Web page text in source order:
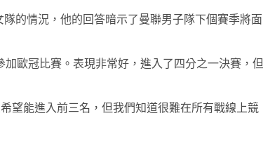
的情況，他的回答暗示了曼聯男子隊下個賽季將面
歐冠比賽。表現非常好，進入了四分之一決賽，但
望能進入前三名，但我們知道很難在所有戰線上競